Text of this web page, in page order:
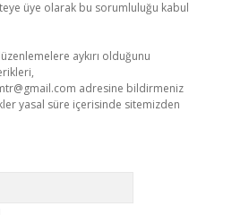
üye olarak bu sorumluluğu kabul
aykırı olduğunu
adresine bildirmeniz
yasal süre içerisinde sitemizden